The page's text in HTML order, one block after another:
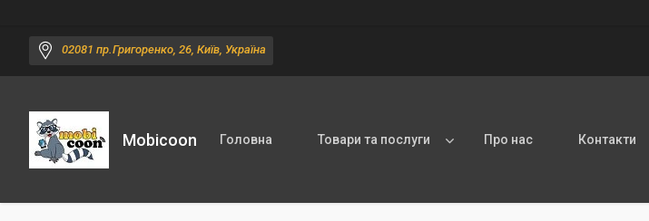
02081 пр.Григоренко, 26, Київ, Україна
Mobicoon Головна Товари та послуги Про нас Контакти